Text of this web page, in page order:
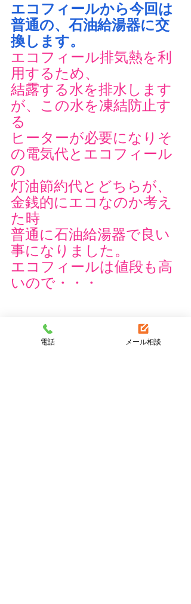
エコフィールから今回は
普通の、石油給湯器に交
換します。
エコフィール排気熱を利
用するため、
結露する水を排水します
が、この水を凍結防止す
る
ヒーターが必要になりそ
の電気代とエコフィール
の
灯油節約代とどちらが、
金銭的にエコなのか考え
た時
普通に石油給湯器で良い
事になりました。
エコフィールは値段も高
いので・・・
電話 メール相談